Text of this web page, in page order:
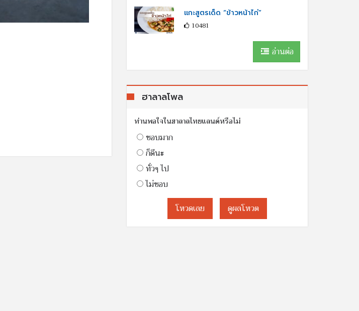
แกะสูตรเด็ด “ข้าวหน้าไก่”
10481
อ่านต่อ
ฮาลาลโพล
ท่านพอใจในฮาลาลไทยแลนด์หรือไม่
ชอบมาก
ก็ดีนะ
ทั่วๆ ไป
ไม่ชอบ
โหวดเลย
ดูผลโหวต